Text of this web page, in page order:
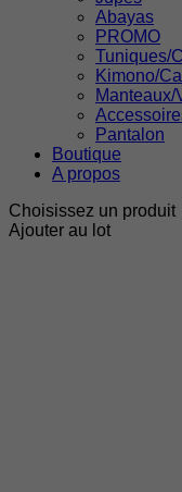
Abayas
PROMO
Tuniques/
Kimono/
Manteaux/
Pantalon
Boutique
A propos
Choisissez un produit
Ajouter au lot